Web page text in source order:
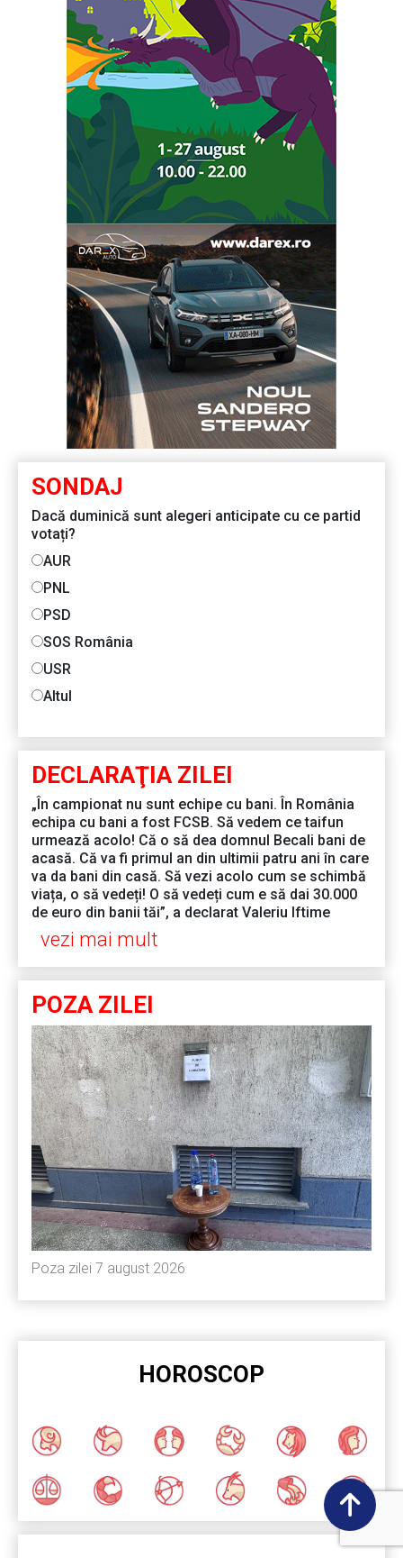
SONDAJ
Dacă duminică sunt alegeri anticipate cu ce partid
votați?
AUR
PNL
PSD
SOS România
USR
Altul
DECLARAŢIA ZILEI
„În campionat nu sunt echipe cu bani. În România
echipa cu bani a fost FCSB. Să vedem ce taifun
urmează acolo! Că o să dea domnul Becali bani de
acasă. Că va fi primul an din ultimii patru ani în care
va da bani din casă. Să vezi acolo cum se schimbă
viața, o să vedeți! O să vedeți cum e să dai 30.000
de euro din banii tăi”, a declarat Valeriu Iftime
vezi mai mult
POZA ZILEI
Poza zilei 7 august 2026
HOROSCOP